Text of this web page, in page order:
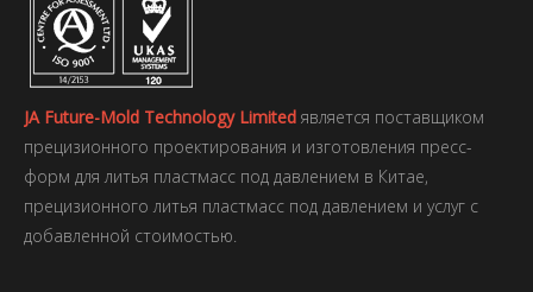
JA Future-Mold Technology Limited является поставщиком
прецизионного проектирования и изготовления пресс-
форм для литья пластмасс под давлением в Китае,
прецизионного литья пластмасс под давлением и услуг с
добавленной стоимостью.